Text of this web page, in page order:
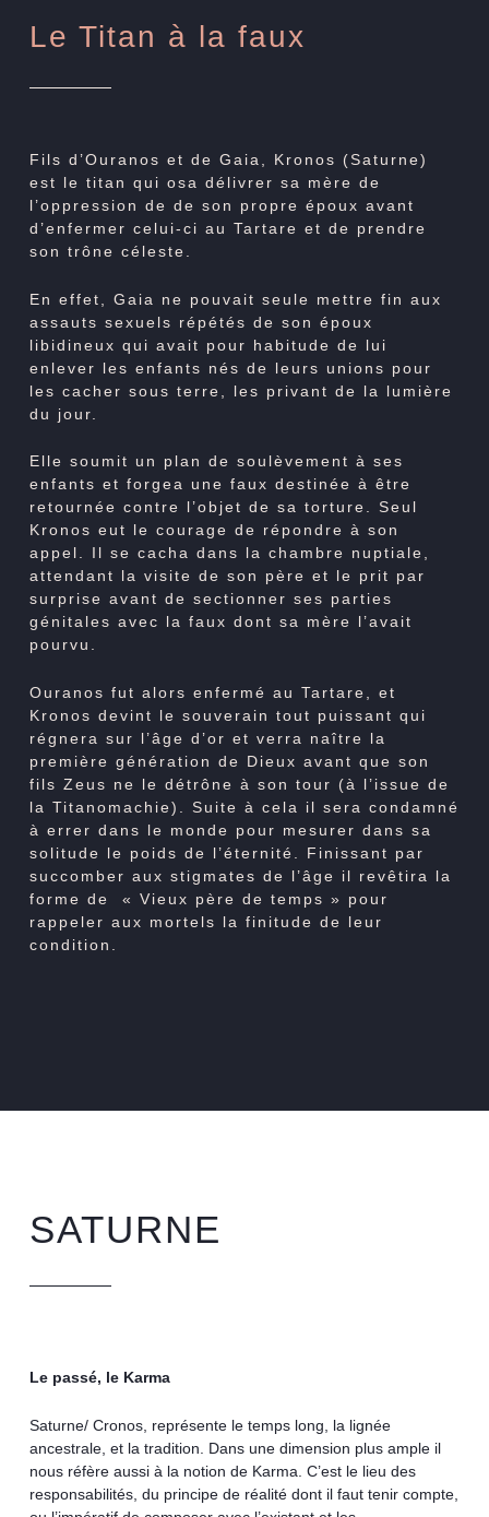
Le Titan à la faux
Fils d’Ouranos et de Gaia, Kronos (Saturne)
est le titan qui osa délivrer sa mère de
l’oppression de de son propre époux avant
d’enfermer celui-ci au Tartare et de prendre
son trône céleste.
En effet, Gaia ne pouvait seule mettre fin aux
assauts sexuels répétés de son époux
libidineux qui avait pour habitude de lui
enlever les enfants nés de leurs unions pour
les cacher sous terre, les privant de la lumière
du jour.
Elle soumit un plan de soulèvement à ses
enfants et forgea une faux destinée à être
retournée contre l’objet de sa torture. Seul
Kronos eut le courage de répondre à son
appel. Il se cacha dans la chambre nuptiale,
attendant la visite de son père et le prit par
surprise avant de sectionner ses parties
génitales avec la faux dont sa mère l’avait
pourvu.
Ouranos fut alors enfermé au Tartare, et
Kronos devint le souverain tout puissant qui
régnera sur l’âge d’or et verra naître la
première génération de Dieux avant que son
fils Zeus ne le détrône à son tour (à l’issue de
la Titanomachie). Suite à cela il sera condamné
à errer dans le monde pour mesurer dans sa
solitude le poids de l’éternité. Finissant par
succomber aux stigmates de l’âge il revêtira la
forme de
« Vieux père de temps » pour
rappeler aux mortels la finitude de leur
condition.
SATURNE
Le passé, le Karma
Saturne/ Cronos, représente le temps long, la lignée
ancestrale, et la tradition. Dans une dimension plus ample il
nous réfère aussi à la notion de Karma. C’est le lieu des
responsabilités, du principe de réalité dont il faut tenir compte,